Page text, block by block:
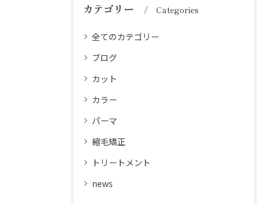
カテゴリー Categories
全てのカテゴリー
ブログ
カット
カラー
パーマ
縮毛矯正
トリートメント
news